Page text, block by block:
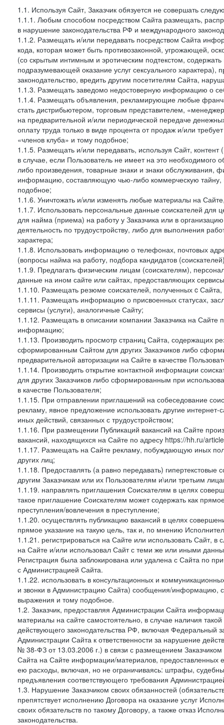
1.1. Используя Сайт, Заказчик обязуется не совершать
1.1.1. Любым способом посредством Сайта размещать,
в нарушение законодательства РФ и международного
1.1.2. Размещать и/или передавать посредством Сайта
кода, которая может быть противозаконной, угрожающей,
(со скрытым интимным и эротическим подтекстом,
подразумевающей оказание услуг сексуального
законодательство, вредить другим посетителям Сайта,
1.1.3. Размещать заведомо недостоверную информацию о
1.1.4. Размещать объявления, рекламирующие любые
стать дистрибьютером, торговым представителем,
на предварительной и/или периодической передаче
оплату труда только в виде процента от продаж и/или
«членов клуба» и тому подобное;
1.1.5. Размещать и/или передавать, используя Сайт,
в случае, если Пользователь не имеет на это
либо произведения, товарные знаки и знаки
информацию, составляющую чью-либо коммерческую тайну,
подобное;
1.1.6. Уничтожать и/или изменять любые материалы на
1.1.7. Использовать персональные данные соискателей для
для найма (приема) на работу у Заказчика или в
деятельность по трудоустройству, либо для выполнения
характера;
1.1.8. Использовать информацию о телефонах, почтовых
(вопросы найма на работу, подбора кандидатов
1.1.9. Предлагать физическим лицам (соискателям),
данные на ином сайте или сайтах, предоставляющих
1.1.10. Размещать резюме соискателей, полученных c
1.1.11. Размещать информацию о присвоенных статусах,
сервисы (услуги), аналогичные Сайту;
1.1.12. Размещать в описании компании Заказчика на Сайте
информацию;
1.1.13. Производить просмотр страниц Сайта, содержащих
сформированным Сайтом для других Заказчиков либо
предварительной авторизации на Сайте в качестве
1.1.14. Производить открытие контактной информации
для других Заказчиков либо сформированным при
в качестве Пользователя;
1.1.15. При отправлении приглашений на собеседование
рекламу, явное предложение использовать другие
иных действий, связанных с трудоустройством;
1.1.16. При размещении Публикаций вакансий на Сайте
вакансий, находящихся на Сайте по адресу https://hh.ru/
1.1.17. Размещать на Сайте рекламу, побуждающую иных
других лиц;
1.1.18. Предоставлять (а равно передавать)
другим Заказчикам или их Пользователям и\или третьим
1.1.19. направлять приглашения Соискателям в целях
такое приглашение Соискателям может содержать как
преступления/вовлечения в преступление;
1.1.20. осуществлять публикацию вакансий в целях
прямое указание на такую цель, так и, по мнению
1.1.21. регистрироваться на Сайте или использовать Сайт,
на Сайте и/или использовал Сайт с теми же или иными
Регистрация была заблокирована или удалена с Сайта по
с Администрацией Сайта.
1.1.22. использовать в консультационных и
и звонки в Администрацию Сайта) сообщения/информацию,
выражения и тому подобное.
1.2. Заказчик, предоставляя Администрации Сайта
материалы на сайте самостоятельно, в случае наличия
действующего законодательства РФ, включая
Администрации Сайта к ответственности за нарушение
№ 38-ФЗ от 13.03.2006 г.) в связи с размещением
Сайта на Сайте информации/материалов, предоставленных
ею расходы, включая, но не ограничиваясь: штрафы,
предъявления соответствующего требования
1.3. Нарушение Заказчиком своих обязанностей
препятствует исполнению Договора на оказание услуг
своих обязательств по такому Договору, а также отказ
законодательства.